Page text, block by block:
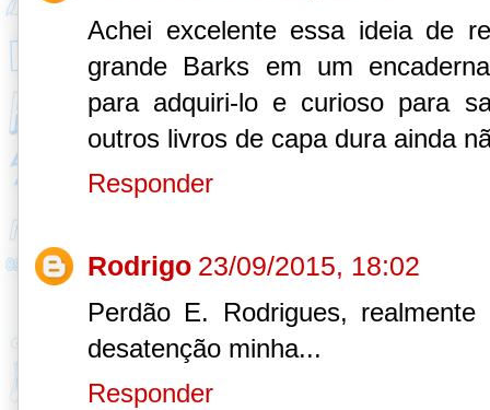
Achei excelente essa ideia de
grande Barks em um
para adquiri-lo e curioso para
outros livros de capa dura ainda
Responder
Rodrigo 23/09/2015, 18:02
Perdão E. Rodrigues,
desatenção minha...
Responder